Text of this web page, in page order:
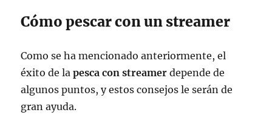
Cómo pescar con un streamer
Como se ha mencionado anteriormente, el
éxito de lapesca con streamer depende de
algunos puntos, y estos consejos le serán de
gran ayuda.